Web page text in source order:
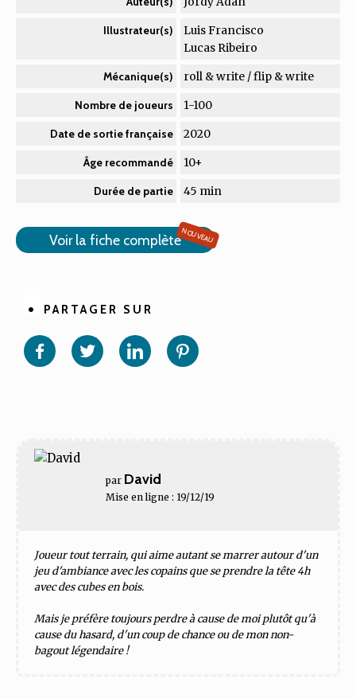
Illustrateur(s)
Luis Francisco
Lucas Ribeiro
Mécanique(s) roll & write / flip & write
Nombre de joueurs 1-100
Date de sortie française 2020
Âge recommandé 10+
Durée de partie 45 min
Voir la fiche complèteNOUVEAU
PARTAGER SUR
Partager
sur
Partager
sur sur
par David
Mise en ligne : 19/12/19
Joueur tout terrain, qui aime autant se marrer autour d'un
jeu d'ambiance avec les copains que se prendre la tête 4h
avec des cubes en bois.
Mais je préfère toujours perdre à cause de moi plutôt qu'à
cause du hasard, d'un coup de chance ou de mon non-
bagout légendaire !